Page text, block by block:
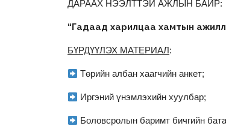
ДАРААХ НЭЭЛТТЭЙ АЖЛЫН БАЙР:
“Гадаад харилцаа хамтын
БҮРДҮҮЛЭХ МАТЕРИАЛ:
Төрийн албан хаагчийн анкет;
Иргэний үнэмлэхийн хуулбар;
Боловсролын баримт бичгийн